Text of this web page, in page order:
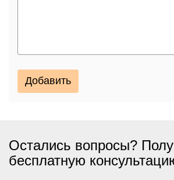
Добавить
Остались вопросы?
бесплатную